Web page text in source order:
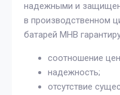
надежными и
в производственном
батарей MHB
соотношение
надежность;
отсутствие